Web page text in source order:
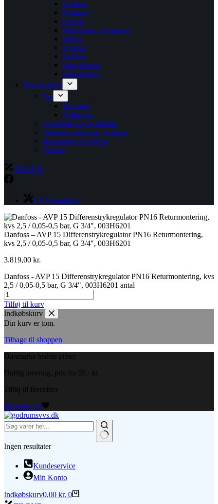
Kloakrør
Bøjninger
Grenrør
Reduktioner / overgange
Muffer
Tilbehør
Faskiner
Pumpebrønde
Rottespærrere
Hus og have
Tag
Tagrender
Nedløbsrør
Taginddækning og tilbehør
Udendørs vandposter og bruser
Haveslanger og tilbehør
Værktøj
TILBUD
VVS installatør
Danfoss – AVP 15 Differenstrykregulator PN16 Returmontering,
kvs 2,5 / 0,05-0,5 bar, G 3/4″, 003H6201
3.819,00 kr.
Danfoss - AVP 15 Differenstrykregulator PN16 Returmontering, kvs
2,5 / 0,05-0,5 bar, G 3/4", 003H6201 antal
Tilføj til kurv
Indkøbskurv
Din kurv er tom.
Tilbage til shoppen
Danmarks bedste priser
Hurtig levering, pris fra 55,- kr.
Tilføj til favoritter
Ønskeliste 0
Ingen resultater
Kundeservice
Min Konto
Indkøbskurv0,00 kr. 0